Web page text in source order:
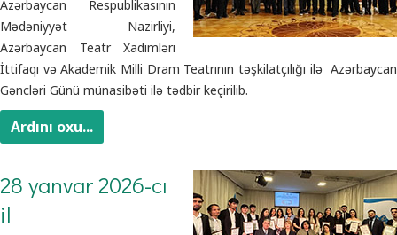
Azərbaycan Respublikasının
Mədəniyyət Nazirliyi,
Azərbaycan Teatr Xadimləri
İttifaqı və Akademik Milli Dram Teatrının təşkilatçılığı ilə Azərbaycan
Gəncləri Günü münasibəti ilə tədbir keçirilib.
Ardını oxu...
28 yanvar 2026-cı
il